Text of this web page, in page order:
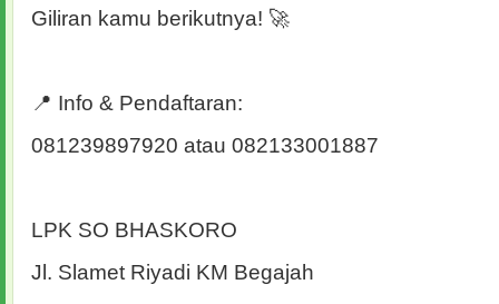
Giliran kamu berikutnya! 🚀
📍 Info & Pendaftaran:
081239897920 atau 082133001887
LPK SO BHASKORO
Jl. Slamet Riyadi KM Begajah